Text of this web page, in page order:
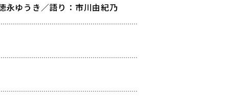
永ゆうき／語り：市川由紀乃